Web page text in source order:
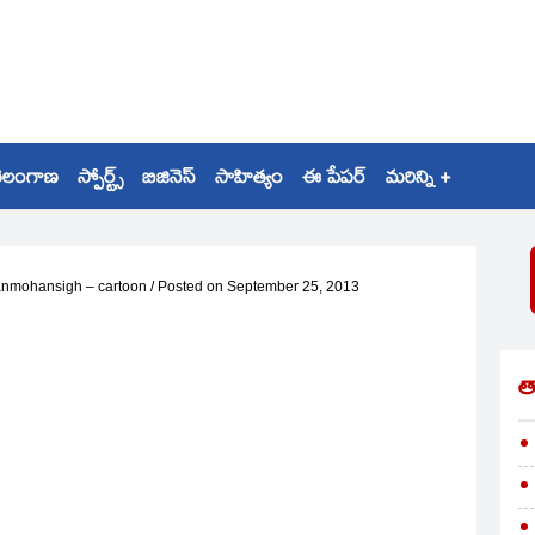
స్పోర్ట్స్ బిజినెస్ సాహిత్యం ఈ పేపర్ మరిన్ని +
– cartoon / Posted on September 25, 2013